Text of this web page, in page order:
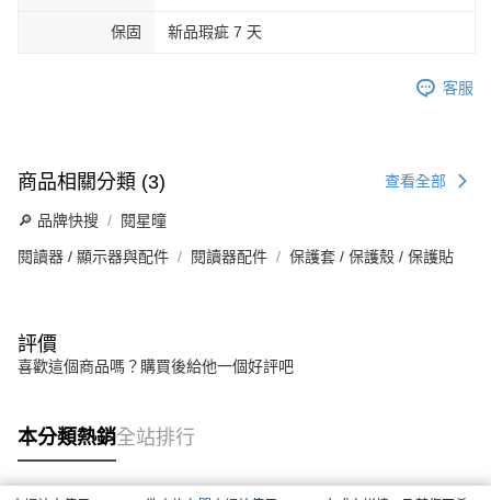
保固 新品瑕疵 7 天
客服
商品相關分類 (3) 查看全部
🔎 品牌快搜 閱星曈
閱讀器 / 顯示器與配件 閱讀器配件 保護套 / 保護殼 / 保護貼
評價
喜歡這個商品嗎？購買後給他一個好評吧
本分類熱銷全站排行